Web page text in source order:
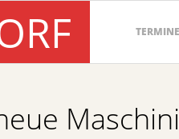
Menu
TERMINE